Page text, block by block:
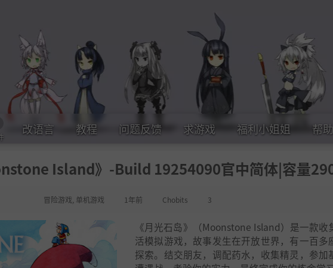
改语言 教程 问题反馈 求游戏 福利小姐姐 帮
Island》-Build 19254090官中简体|容量
冒险游戏 单机游戏 1年前 Chobits 3
《月光石岛》（Moonstone Island）是一款收
活模拟游戏，故事发生在开放世界，有一百多
探索。结交朋友，调配药水，收集精灵，参加